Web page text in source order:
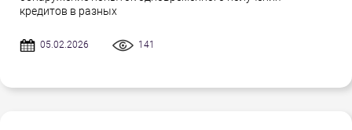
кредитов в разных
05.02.2026 141